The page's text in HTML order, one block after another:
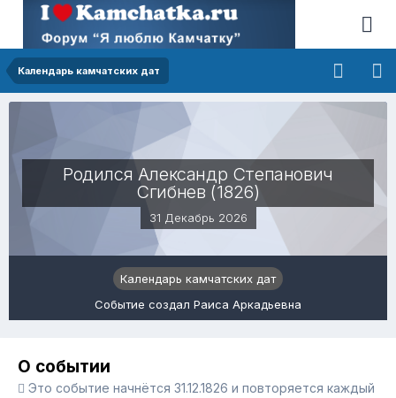
Календарь камчатских дат
Родился Александр Степанович
Сгибнев (1826)
31 Декабрь 2026
Календарь камчатских дат
Событие создал Раиса Аркадьевна
О событии
Это событие начнётся 31.12.1826 и повторяется каждый